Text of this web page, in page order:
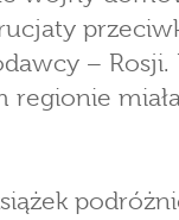
− Rosji.
regionie